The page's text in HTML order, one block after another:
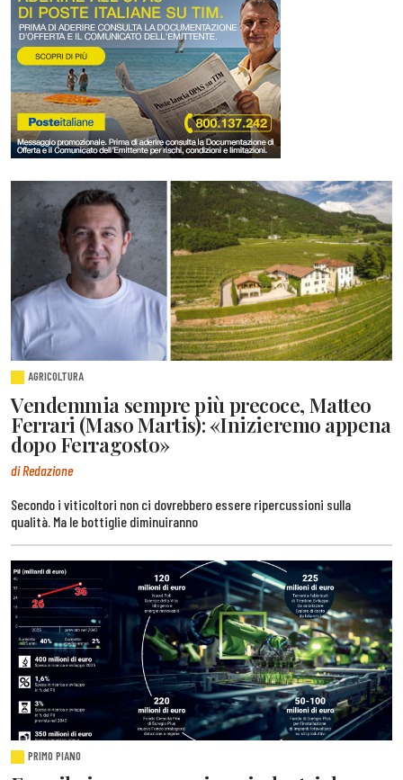
AGRICOLTURA
Vendemmia sempre più precoce, Matteo
Ferrari (Maso Martis): «Inizieremo appena
dopo Ferragosto»
di Redazione
Secondo i viticoltori non ci dovrebbero essere ripercussioni sulla
qualità. Ma le bottiglie diminuiranno
PRIMO PIANO